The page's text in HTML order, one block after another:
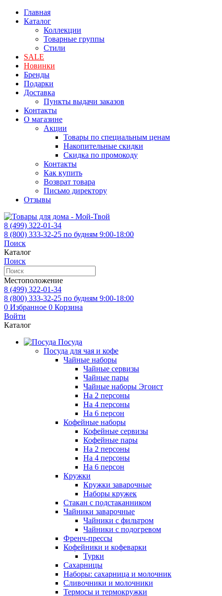
Главная
Каталог
Коллекции
Товарные группы
Стили
SALE
Новинки
Бренды
Подарки
Доставка
Пункты выдачи заказов
Контакты
О магазине
Акции
Товары по специальным ценам
Накопительные скидки
Скидка по промокоду
Контакты
Как купить
Возврат товара
Письмо директору
Отзывы
8 (499) 322-01-34
8 (800) 333-32-25 по будням 9:00-18:00
Поиск
Каталог
Поиск
Местоположение
8 (499) 322-01-34
8 (800) 333-32-25 по будням 9:00-18:00
0 Избранное 0 Корзина
Войти
Каталог
Посуда
Посуда для чая и кофе
Чайные наборы
Чайные сервизы
Чайные пары
Чайные наборы Эгоист
На 2 персоны
На 4 персоны
На 6 персон
Кофейные наборы
Кофейные сервизы
Кофейные пары
На 2 персоны
На 4 персоны
На 6 персон
Кружки
Кружки заварочные
Наборы кружек
Стакан с подстаканником
Чайники заварочные
Чайники с фильтром
Чайники с подогревом
Френч-прессы
Кофейники и кофеварки
Турки
Сахарницы
Наборы: сахарница и молочник
Сливочники и молочники
Термосы и термокружки